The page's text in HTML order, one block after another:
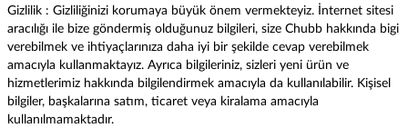
Gizlilik : Gizliliğinizi korumaya büyük önem vermekteyiz. İnternet sitesi
aracılığı ile bize göndermiş olduğunuz bilgileri, size Chubb hakkında bigi
verebilmek ve ihtiyaçlarınıza daha iyi bir şekilde cevap verebilmek
amacıyla kullanmaktayız. Ayrıca bilgileriniz, sizleri yeni ürün ve
hizmetlerimiz hakkında bilgilendirmek amacıyla da kullanılabilir. Kişisel
bilgiler, başkalarına satım, ticaret veya kiralama amacıyla
kullanılmamaktadır.